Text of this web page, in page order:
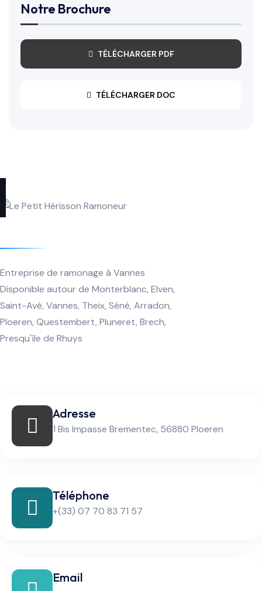
Notre Brochure
TÉLÉCHARGER PDF
TÉLÉCHARGER DOC
Le Petit Hérisson
Entreprise de ramonage à Vannes
Disponible autour de Monterblanc, Elven,
Saint-Avé, Vannes, Theix, Séné, Arradon,
Ploeren, Questembert, Pluneret, Brech,
Presqu'île de Rhuys
Adresse
1 Bis Impasse Brementec, 56880 Ploeren
Téléphone
+(33) 07 70 83 71 57
Email